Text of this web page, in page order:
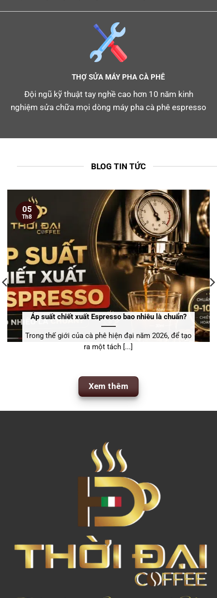
THỢ SỬA MÁY PHA CÀ PHÊ
Đội ngũ kỹ thuật tay nghề cao hơn 10 năm kinh
nghiệm sửa chữa mọi dòng máy pha cà phê espresso
BLOG TIN TỨC
Áp suất chiết xuất Espresso bao nhiêu là chuẩn?
Trong thế giới của cà phê hiện đại năm 2026, để tạo
ra một tách [...]
05
Th8
Xem thêm